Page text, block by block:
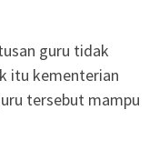
guru tidak
itu kementerian
tersebut mampu